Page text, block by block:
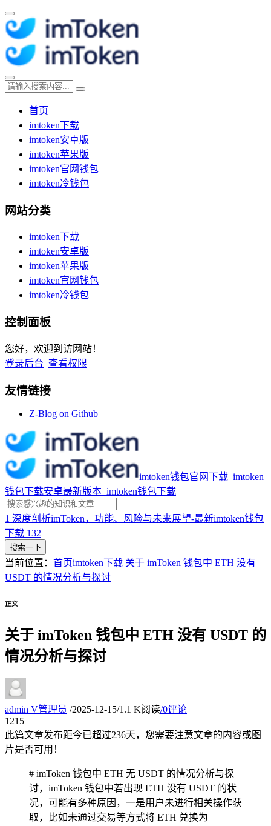
首页
imtoken下载
imtoken安卓版
imtoken苹果版
imtoken官网钱包
imtoken冷钱包
网站分类
imtoken下载
imtoken安卓版
imtoken苹果版
imtoken官网钱包
imtoken冷钱包
控制面板
您好，欢迎到访网站！
登录后台 查看权限
友情链接
Z-Blog on Github
imtoken钱包官网下载_imtoken
钱包下载安卓最新版本_imtoken钱包下载
1 深度剖析imToken，功能、风险与未来展望-最新imtoken钱包
下载 132
搜索一下
当前位置： 首页imtoken下载 关于 imToken 钱包中 ETH 没有
USDT 的情况分析与探讨
正文
关于 imToken 钱包中 ETH 没有 USDT 的
情况分析与探讨
admin V管理员 /2025-12-15/1.1 K阅读/0评论
1215
此篇文章发布距今已超过236天，您需要注意文章的内容或图
片是否可用！
# imToken 钱包中 ETH 无 USDT 的情况分析与探
讨，imToken 钱包中若出现 ETH 没有 USDT 的状
况，可能有多种原因，一是用户未进行相关操作获
取，比如未通过交易等方式将 ETH 兑换为